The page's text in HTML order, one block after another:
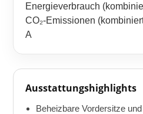
Energieverbrauch
CO₂-Emissionen
A
Ausstattungshighlights
Beheizbare Vordersitze